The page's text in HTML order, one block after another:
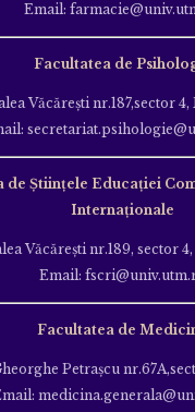
Email:
Facultatea de
Văcăreşti nr.187,sector
de Ştiinţele Educației
Internaționale
Văcăreşti nr.189, sector
Email:
Facultatea de
Petraşcu